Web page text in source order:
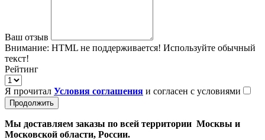
Ваш отзыв
Внимание: HTML не поддерживается! Используйте обычный
текст!
Рейтинг
Я прочитал Условия соглашения и согласен с условиями
Продолжить
Мы доставляем заказы по всей территории Москвы и
Московской области, России.